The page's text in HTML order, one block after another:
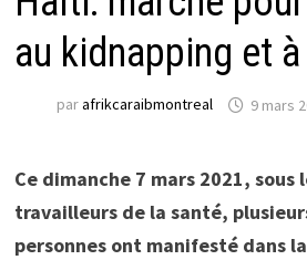
au kidnapping et
parafrikcaraibmontreal 9 mars
Ce dimanche 7 mars 2021, sous
travailleurs de la santé,
personnes ont manifesté dans